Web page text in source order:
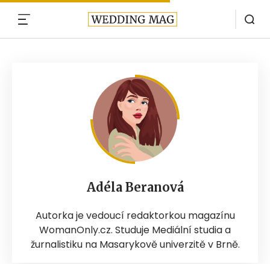
Adéla Beranová
Autorka je vedoucí redaktorkou magazínu
WomanOnly.cz. Studuje Mediální studia a
žurnalistiku na Masarykově univerzitě v Brně.